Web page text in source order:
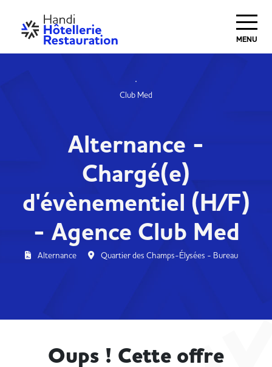
MENU
Club Med
Alternance -
Chargé(e)
d'évènementiel (H/F)
- Agence Club Med
Alternance Quartier des Champs-Élysées - Bureau
Oups ! Cette offre